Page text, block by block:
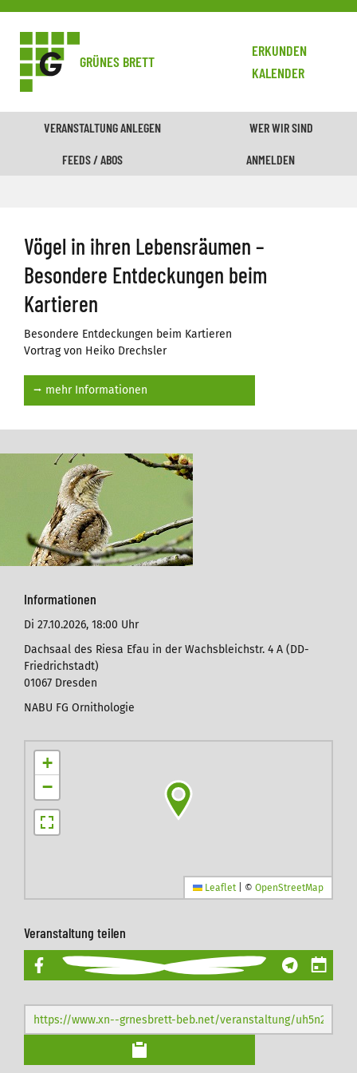
GRÜNES BRETT
ERKUNDEN
KALENDER
VERANSTALTUNG ANLEGEN WER WIR SIND
FEEDS / ABOS ANMELDEN
Informationen
Di 27.10.2026, 18:00 Uhr
Dachsaal des Riesa Efau in der Wachsbleichstr. 4 A (DD-
Friedrichstadt)
01067 Dresden
NABU FG Ornithologie
+
−
Leaflet © OpenStreetMap
Veranstaltung teilen
Vögel in ihren Lebensräumen –
Besondere Entdeckungen beim
Kartieren
Besondere Entdeckungen beim Kartieren
Vortrag von Heiko Drechsler
⭢ mehr Informationen